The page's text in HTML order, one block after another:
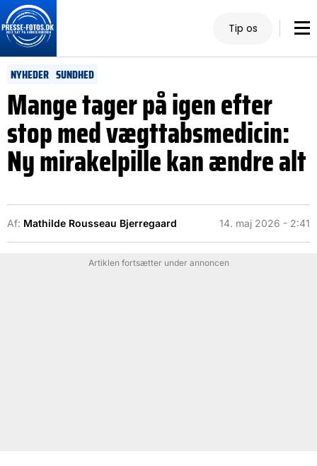
Tip os
NYHEDER SUNDHED
Mange tager på igen efter
stop med vægttabsmedicin:
Ny mirakelpille kan ændre alt
Af: Mathilde Rousseau Bjerregaard 14. maj 2026 - 2:41
Artiklen fortsætter under annoncen